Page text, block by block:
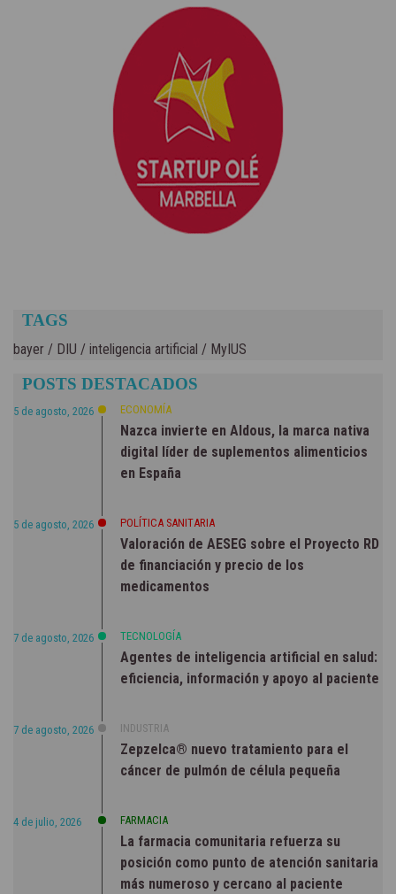
TAGS
bayer / DIU / inteligencia artificial / MyIUS
POSTS DESTACADOS
5 de agosto, 2026 ECONOMÍA
Nazca invierte en Aldous, la marca nativa
digital líder de suplementos alimenticios
en España
5 de agosto, 2026 POLÍTICA SANITARIA
Valoración de AESEG sobre el Proyecto RD
de financiación y precio de los
medicamentos
7 de agosto, 2026 TECNOLOGÍA
Agentes de inteligencia artificial en salud:
eficiencia, información y apoyo al paciente
7 de agosto, 2026 INDUSTRIA
Zepzelca® nuevo tratamiento para el
cáncer de pulmón de célula pequeña
4 de julio, 2026 FARMACIA
La farmacia comunitaria refuerza su
posición como punto de atención sanitaria
más numeroso y cercano al paciente